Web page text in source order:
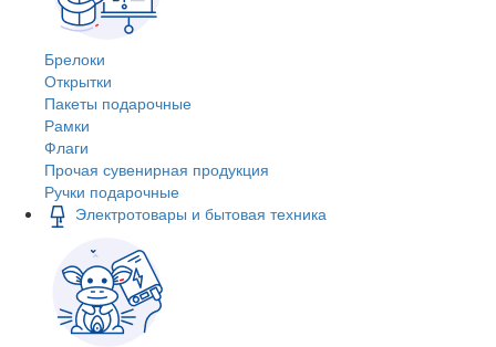
Брелоки
Открытки
Пакеты подарочные
Рамки
Флаги
Прочая сувенирная продукция
Ручки подарочные
Электротовары и бытовая техника